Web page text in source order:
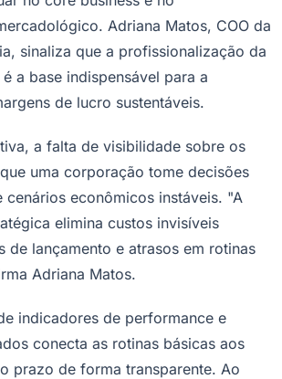
Adriana Matos, COO da
sinaliza que a profissionalização da
a base indispensável para a
de lucro sustentáveis.
a falta de visibilidade sobre os
uma corporação tome decisões
cenários econômicos instáveis. "A
elimina custos invisíveis
de lançamento e atrasos em rotinas
Adriana Matos.
indicadores de performance e
conecta as rotinas básicas aos
prazo de forma transparente. Ao